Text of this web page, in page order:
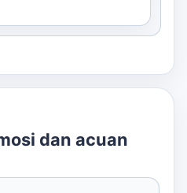
dan acuan